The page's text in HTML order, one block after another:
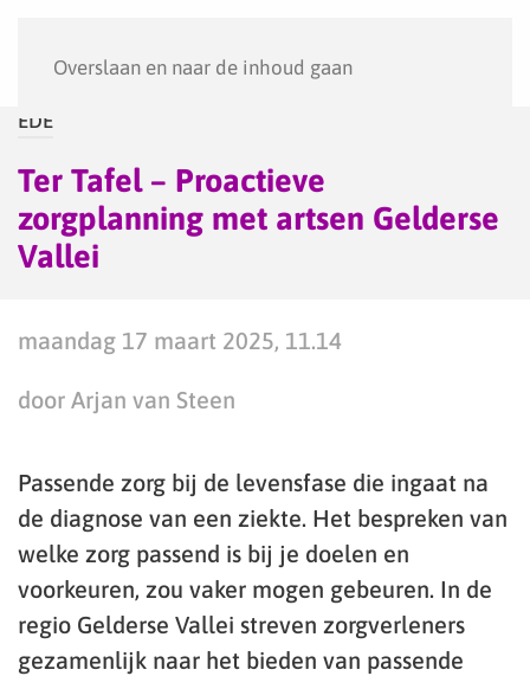
Overslaan en naar de inhoud gaan
EDE
Ter Tafel – Proactieve
zorgplanning met artsen Gelderse
Vallei
maandag 17 maart 2025, 11.14
door Arjan van Steen
Passende zorg bij de levensfase die ingaat na
de diagnose van een ziekte. Het bespreken van
welke zorg passend is bij je doelen en
voorkeuren, zou vaker mogen gebeuren. In de
regio Gelderse Vallei streven zorgverleners
gezamenlijk naar het bieden van passende